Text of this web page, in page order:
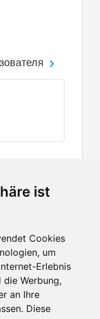
ist
Cookies
um
Erlebnis
Werbung,
an Ihre
Diese